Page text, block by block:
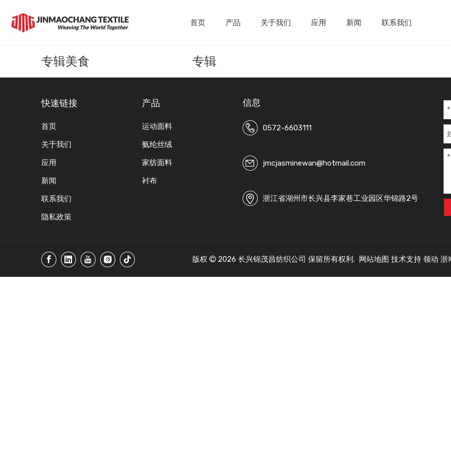
首页 产品 关于我们 应用 新闻 联系我们
专辑美食 专辑
快速链接
首页
关于我们
应用
新闻
联系我们
隐私政策
产品
运动面料
氨纶丝绒
家纺面料
衬布
信息
0572-6603111
jmcjasminewan@hotmail.com
浙江省湖州市长兴县李家巷工业园区华锦路2号
版权  2026 长兴锦茂昌纺织公司 保留所有权利. 网站地图 技术支持 领动 浙